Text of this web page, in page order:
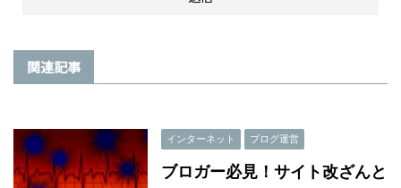
関連記事
インターネット ブログ運営
ブロガー必見！サイト改ざんと